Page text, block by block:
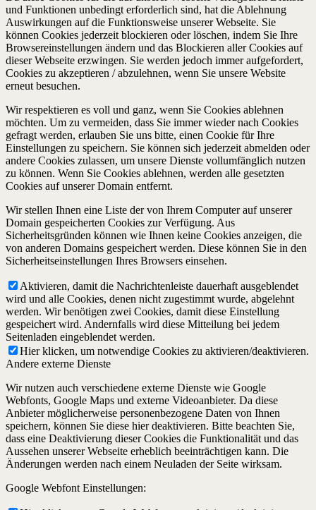
und Funktionen unbedingt erforderlich sind, hat die Ablehnung
Auswirkungen auf die Funktionsweise unserer Webseite. Sie
können Cookies jederzeit blockieren oder löschen, indem Sie Ihre
Browsereinstellungen ändern und das Blockieren aller Cookies auf
dieser Webseite erzwingen. Sie werden jedoch immer aufgefordert,
Cookies zu akzeptieren / abzulehnen, wenn Sie unsere Website
erneut besuchen.
Wir respektieren es voll und ganz, wenn Sie Cookies ablehnen
möchten. Um zu vermeiden, dass Sie immer wieder nach Cookies
gefragt werden, erlauben Sie uns bitte, einen Cookie für Ihre
Einstellungen zu speichern. Sie können sich jederzeit abmelden oder
andere Cookies zulassen, um unsere Dienste vollumfänglich nutzen
zu können. Wenn Sie Cookies ablehnen, werden alle gesetzten
Cookies auf unserer Domain entfernt.
Wir stellen Ihnen eine Liste der von Ihrem Computer auf unserer
Domain gespeicherten Cookies zur Verfügung. Aus
Sicherheitsgründen können wie Ihnen keine Cookies anzeigen, die
von anderen Domains gespeichert werden. Diese können Sie in den
Sicherheitseinstellungen Ihres Browsers einsehen.
Aktivieren, damit die Nachrichtenleiste dauerhaft ausgeblendet
wird und alle Cookies, denen nicht zugestimmt wurde, abgelehnt
werden. Wir benötigen zwei Cookies, damit diese Einstellung
gespeichert wird. Andernfalls wird diese Mitteilung bei jedem
Seitenladen eingeblendet werden.
Hier klicken, um notwendige Cookies zu aktivieren/deaktivieren.
Andere externe Dienste
Wir nutzen auch verschiedene externe Dienste wie Google
Webfonts, Google Maps und externe Videoanbieter. Da diese
Anbieter möglicherweise personenbezogene Daten von Ihnen
speichern, können Sie diese hier deaktivieren. Bitte beachten Sie,
dass eine Deaktivierung dieser Cookies die Funktionalität und das
Aussehen unserer Webseite erheblich beeinträchtigen kann. Die
Änderungen werden nach einem Neuladen der Seite wirksam.
Google Webfont Einstellungen: